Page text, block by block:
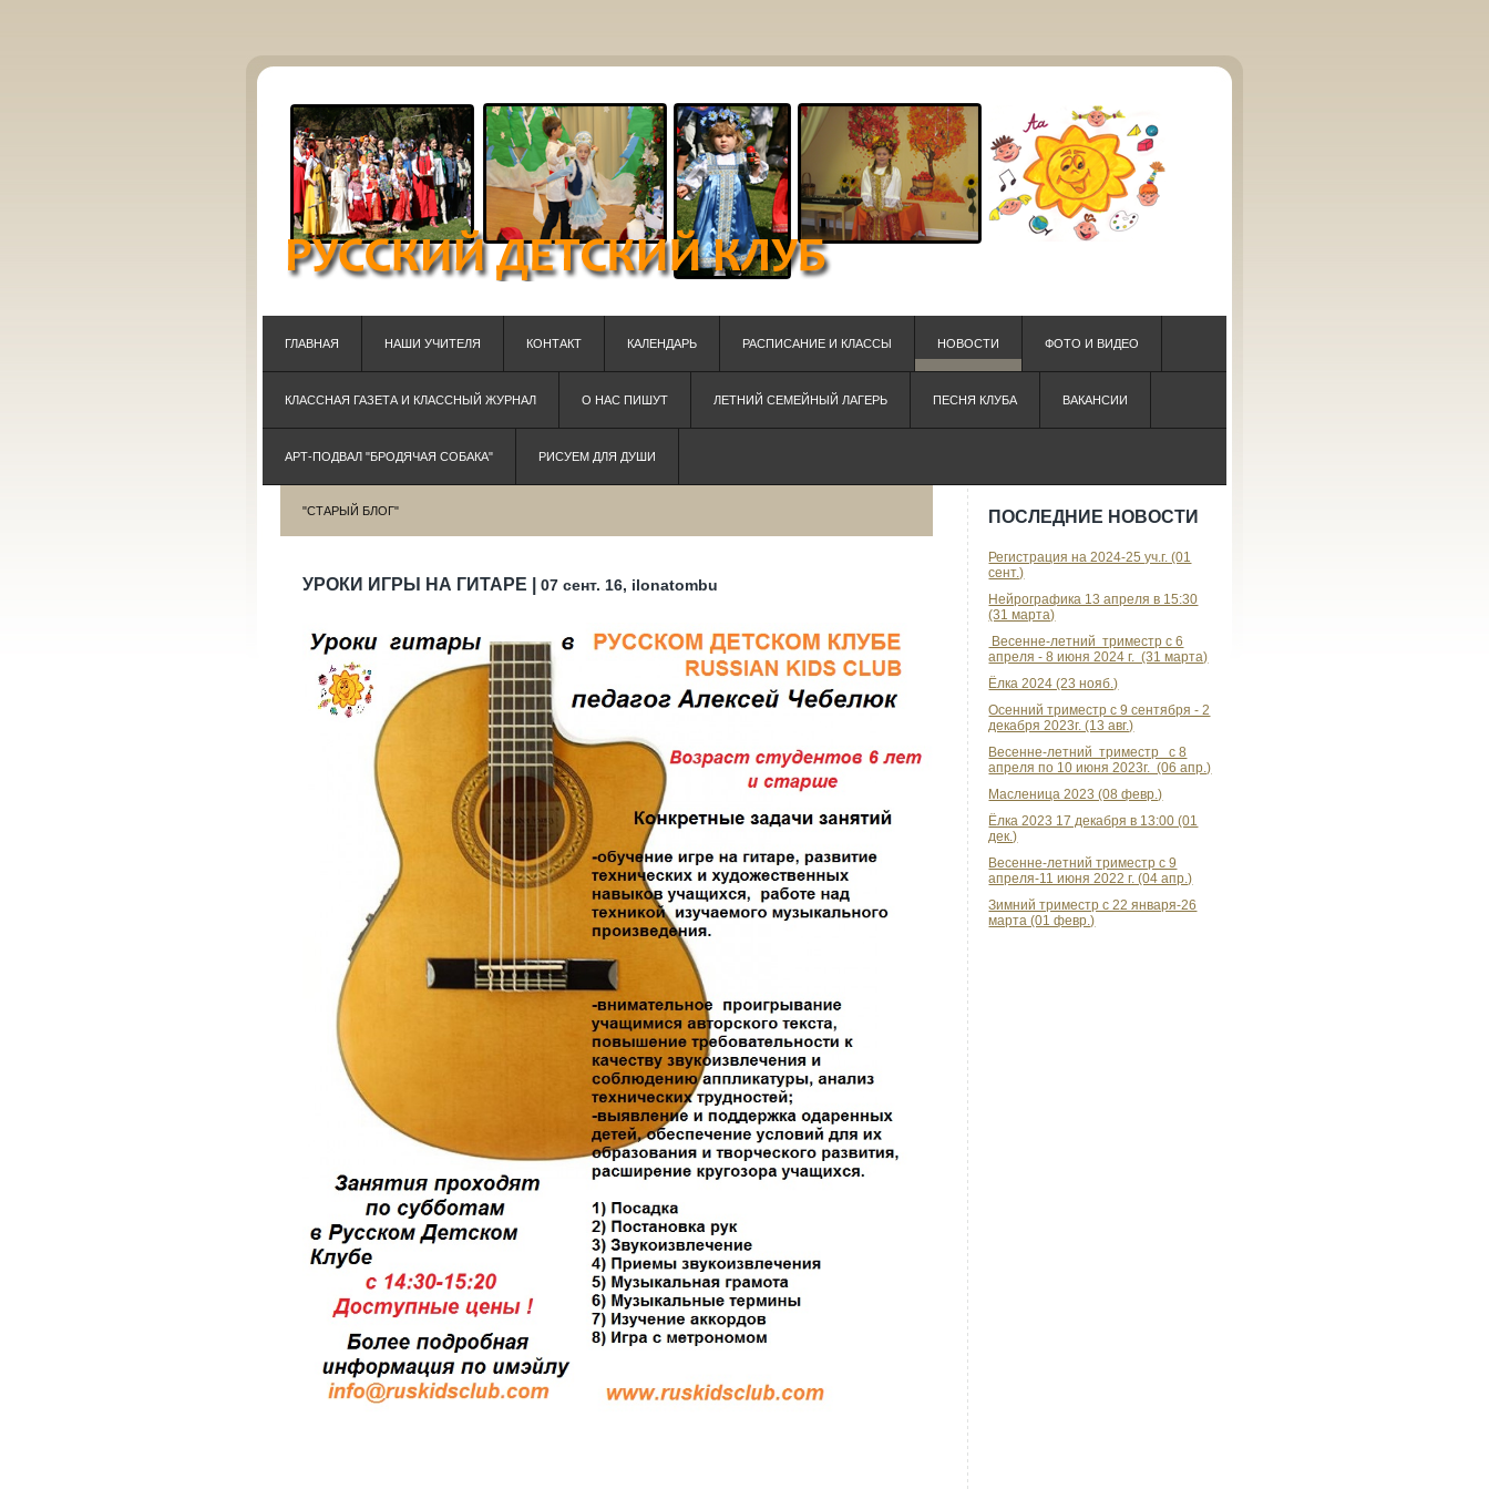
ГЛАВНАЯ НАШИ УЧИТЕЛЯ КОНТАКТ КАЛЕНДАРЬ РАСПИСАНИЕ И КЛАССЫ НОВОСТИ ФОТО И ВИДЕО
КЛАССНАЯ ГАЗЕТА И КЛАССНЫЙ ЖУРНАЛ О НАС ПИШУТ ЛЕТНИЙ СЕМЕЙНЫЙ ЛАГЕРЬ ПЕСНЯ КЛУБА ВАКАНСИИ
АРТ-ПОДВАЛ "БРОДЯЧАЯ СОБАКА" РИСУЕМ ДЛЯ ДУШИ
"СТАРЫЙ БЛОГ"
УРОКИ ИГРЫ НА ГИТАРЕ | 07 сент. 16, ilonatombu
ПОСЛЕДНИЕ НОВОСТИ
Регистрация на 2024-25 уч.г. (01
сент.)
Нейрографика 13 апреля в 15:30
(31 марта)
Весенне-летний триместр с 6
апреля - 8 июня 2024 г. (31 марта)
Ёлка 2024 (23 нояб.)
Осенний триместр с 9 сентября - 2
декабря 2023г. (13 авг.)
Весенне-летний триместр с 8
апреля по 10 июня 2023г. (06 апр.)
Масленица 2023 (08 февр.)
Ёлка 2023 17 декабря в 13:00 (01
дек.)
Весенне-летний триместр с 9
апреля-11 июня 2022 г. (04 апр.)
Зимний триместр с 22 января-26
марта (01 февр.)